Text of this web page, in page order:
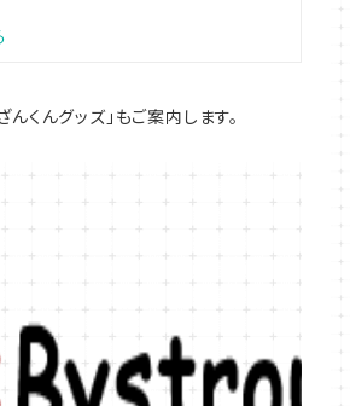
んくんグッズ」もご案内します。